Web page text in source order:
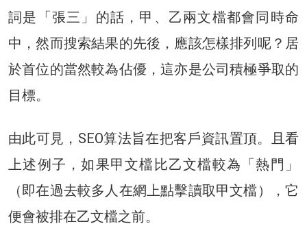
詞是「張三」的話，甲、乙兩文檔都會同時命
中，然而搜索結果的先後，應該怎樣排列呢？居
於首位的當然較為佔優，這亦是公司積極爭取的
目標。
由此可見，SEO算法旨在把客戶資訊置頂。且看
上述例子，如果甲文檔比乙文檔較為「熱門」
（即在過去較多人在網上點擊讀取甲文檔），它
便會被排在乙文檔之前。